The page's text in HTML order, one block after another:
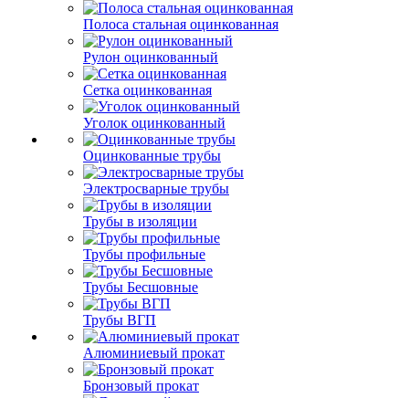
Полоса стальная оцинкованная
Рулон оцинкованный
Сетка оцинкованная
Уголок оцинкованный
Оцинкованные трубы
Электросварные трубы
Трубы в изоляции
Трубы профильные
Трубы Бесшовные
Трубы ВГП
Алюминиевый прокат
Бронзовый прокат